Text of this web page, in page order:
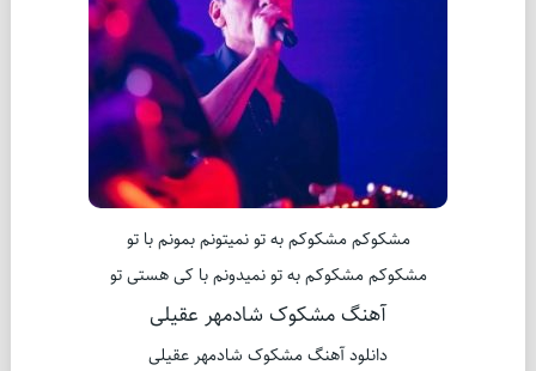
مشکوکم مشکوکم به تو نمیتونم بمونم با تو
مشکوکم مشکوکم به تو نمیدونم با کی هستی تو
آهنگ مشکوک شادمهر عقیلی
دانلود آهنگ مشکوک شادمهر عقیلی